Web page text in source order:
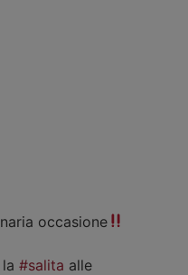
occasione
la#salita alle